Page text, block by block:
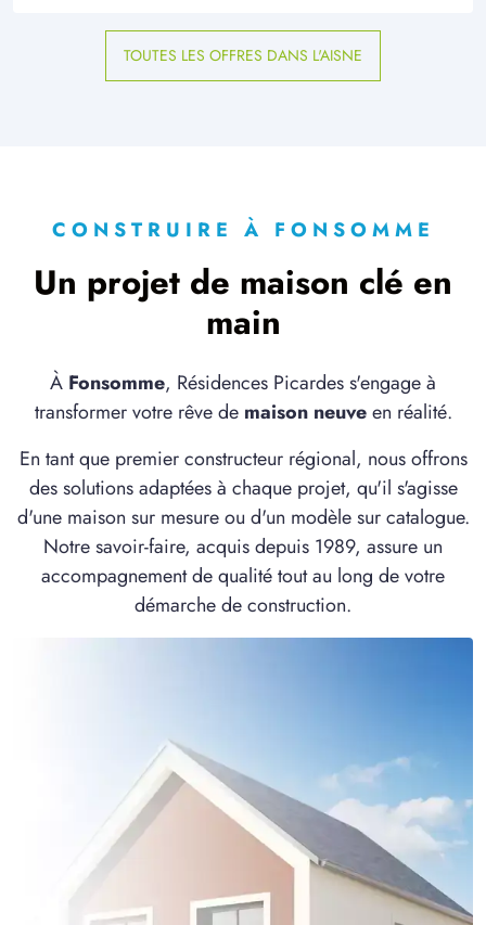
TOUTES LES OFFRES DANS L'AISNE
CONSTRUIRE À FONSOMME
Un projet de maison clé en
main
À Fonsomme, Résidences Picardes s'engage à
transformer votre rêve de maison neuveen réalité.
En tant que premier constructeur régional, nous offrons
des solutions adaptées à chaque projet, qu'il s'agisse
d'une maison sur mesure ou d'un modèle sur catalogue.
Notre savoir-faire, acquis depuis 1989, assure un
accompagnement de qualité tout au long de votre
démarche de construction.